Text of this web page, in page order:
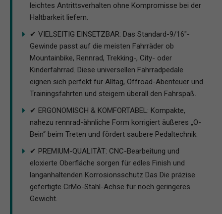
leichtes Antrittsverhalten ohne Kompromisse bei der
Haltbarkeit liefern.
✔ VIELSEITIG EINSETZBAR: Das Standard-9/16″-
Gewinde passt auf die meisten Fahrräder ob
Mountainbike, Rennrad, Trekking-, City- oder
Kinderfahrrad. Diese universellen Fahrradpedale
eignen sich perfekt für Alltag, Offroad-Abenteuer und
Trainingsfahrten und steigern überall den Fahrspaß.
✔ ERGONOMISCH & KOMFORTABEL: Kompakte,
nahezu rennrad-ähnliche Form korrigiert äußeres „O-
Bein“ beim Treten und fördert saubere Pedaltechnik.
✔ PREMIUM-QUALITÄT: CNC-Bearbeitung und
eloxierte Oberfläche sorgen für edles Finish und
langanhaltenden Korrosionsschutz Das Die präzise
gefertigte CrMo-Stahl-Achse für noch geringeres
Gewicht.